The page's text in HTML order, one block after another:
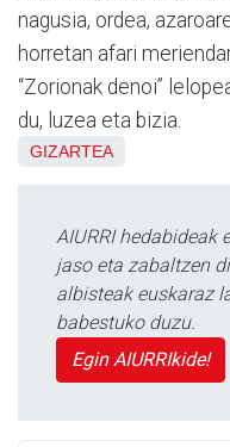
nagusia, ordea,
horretan afari
“Zorionak denoi”
du, luzea eta bizia.
GIZARTEA
AIURRI hedabideak
jaso eta zabaltzen
albisteak euskaraz
babestuko duzu.
Egin AIURRIkide!